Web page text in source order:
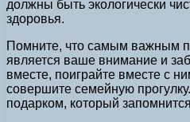
должны быть экологически
здоровья.
Помните, что самым важным
является ваше внимание и
вместе, поиграйте вместе с
совершите семейную
подарком, который